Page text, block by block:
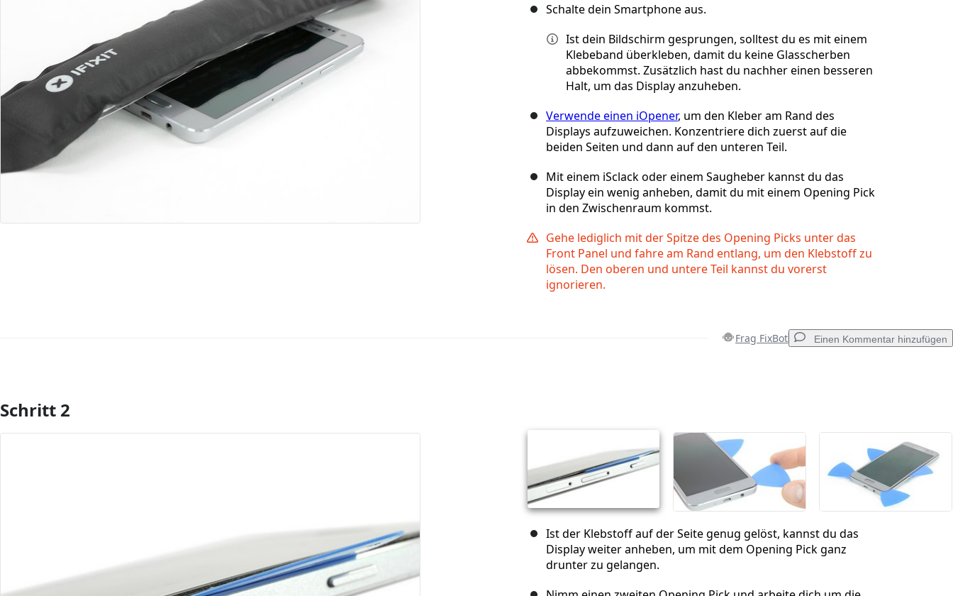
Schalte dein Smartphone aus.
Ist dein Bildschirm gesprungen, solltest du es mit einem
Klebeband überkleben, damit du keine Glasscherben
abbekommst. Zusätzlich hast du nachher einen besseren
Halt, um das Display anzuheben.
Verwende einen iOpener, um den Kleber am Rand des
Displays aufzuweichen. Konzentriere dich zuerst auf die
beiden Seiten und dann auf den unteren Teil.
Mit einem iSclack oder einem Saugheber kannst du das
Display ein wenig anheben, damit du mit einem Opening Pick
in den Zwischenraum kommst.
Gehe lediglich mit der Spitze des Opening Picks unter das
Front Panel und fahre am Rand entlang, um den Klebstoff zu
lösen. Den oberen und untere Teil kannst du vorerst
ignorieren.
Frag FixBot Einen Kommentar hinzufügen
Kommentar hinzufügen
Abbrechen Kommentieren
Schritt 2
Ist der Klebstoff auf der Seite genug gelöst, kannst du das
Display weiter anheben, um mit dem Opening Pick ganz
drunter zu gelangen.